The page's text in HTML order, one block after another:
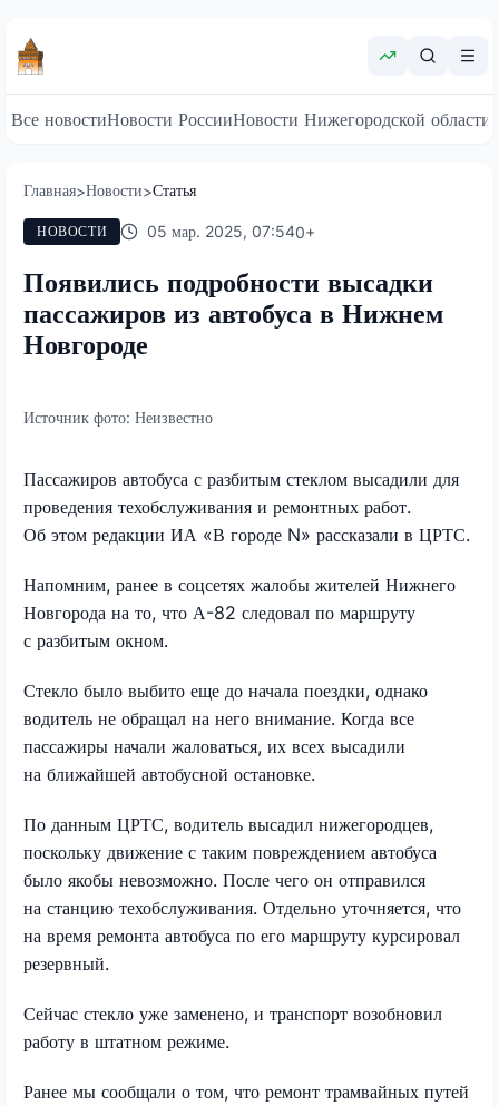
Все новостиНовости РоссииНовости Нижегородской области
Главная>Новости>Статья
НОВОСТИ 05 мар. 2025, 07:540+
Появились подробности высадки
пассажиров из автобуса в Нижнем
Новгороде
Источник фото: Неизвестно
Пассажиров автобуса с разбитым стеклом высадили для
проведения техобслуживания и ремонтных работ.
Об этом редакции ИА «В городе N» рассказали в ЦРТС.
Напомним, ранее в соцсетях жалобы жителей Нижнего
Новгорода на то, что А-82 следовал по маршруту
с разбитым окном.
Стекло было выбито еще до начала поездки, однако
водитель не обращал на него внимание. Когда все
пассажиры начали жаловаться, их всех высадили
на ближайшей автобусной остановке.
По данным ЦРТС, водитель высадил нижегородцев,
поскольку движение с таким повреждением автобуса
было якобы невозможно. После чего он отправился
на станцию техобслуживания. Отдельно уточняется, что
на время ремонта автобуса по его маршруту курсировал
резервный.
Сейчас стекло уже заменено, и транспорт возобновил
работу в штатном режиме.
Ранее мы сообщали о том, что ремонт трамвайных путей